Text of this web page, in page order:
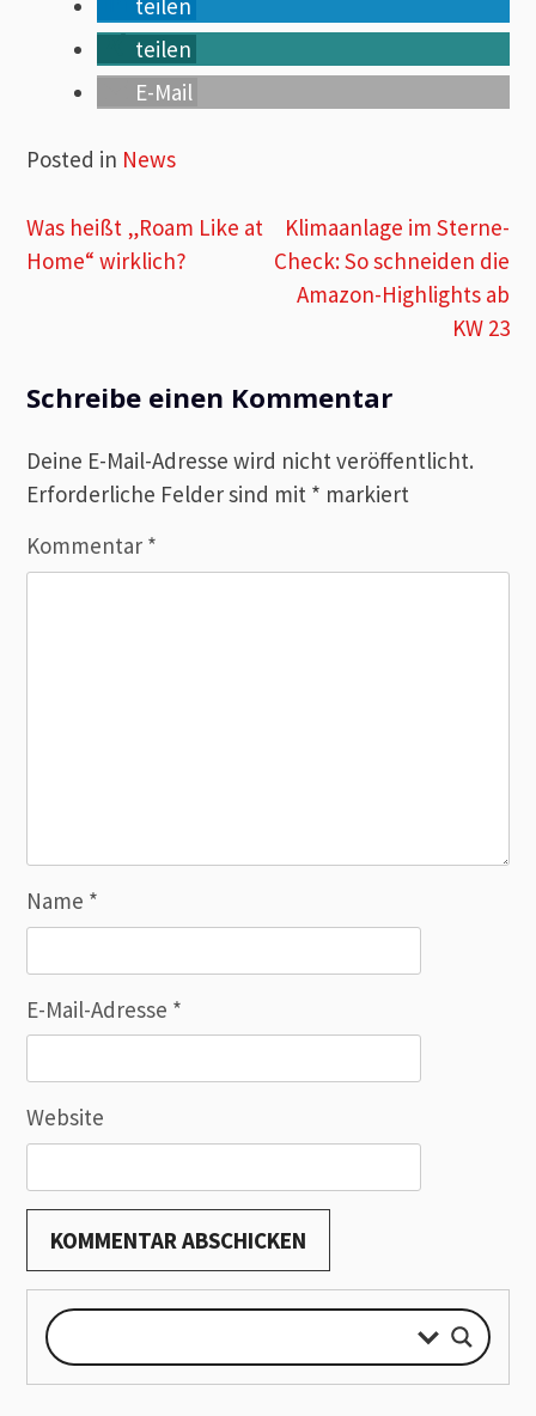
teilen
E-Mail
Posted in News
Beitragsnavigation
Was heißt „Roam Like at
Home“ wirklich?
Klimaanlage im Sterne-
Check: So schneiden die
Amazon-Highlights ab
KW 23
Schreibe einen Kommentar
Deine E-Mail-Adresse wird nicht veröffentlicht.
Erforderliche Felder sind mit * markiert
Kommentar *
Name *
E-Mail-Adresse *
Website